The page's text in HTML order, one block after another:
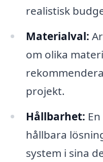
realistisk
Materialval:
om olika
projekt.
Hållbarhet:
hållbara
system i sina